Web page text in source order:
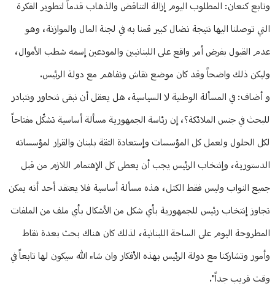
وتابع كنعان: المطلوب اليوم إزالة التناقض والذهاب قدماً لتطوير الفكرة
التي توصلنا اليها نتيجة نضال كبير قمنا به في لجنة المال والموازنة، وهو
عدم القبول بفرض أمر واقع على اللبنانيين والمودعين إسمه شطب الأموال،
وليكن ذلك واضحاً وقد كان موضع نقاش وتفاهم مع دولة الرئيس.
و أضاف: في المسألة الوطنية لا السياسية، هل يعقل أن نبقى نتحاور ونتبادر
للبحث في جنس الملائكة؟، إن رئاسة الجمهورية مسألة أساسية تشكّل مفتاحاً
لكل الحلول ولعمل كل المؤسسات وإستعادة الثقة بلبنان والقرار لمؤسساته
الدستورية، وإنتخاب الرئيس يجب أن يعطى كل الإهتمام اللازم من قبل
جميع النواب وليس فقط الكتل، هذه مسألة أساسية فلا يعتقد أحد أنه يمكن
تجاوز إنتخاب رئيس للجمهورية بأي شكل من الأشكال بأي ملف من الملفات
المطروحة اليوم على الساحة اللبنانية، لذلك كان هناك بحث بعدة نقاط
وأمور وتشاركنا مع دولة الرئيس بهذه الأفكار وان شاء الله سيكون لها تابعاً في
وقت قريب جداً".